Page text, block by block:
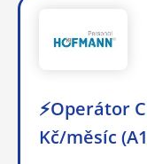
⚡Operátor
Kč/měsíc